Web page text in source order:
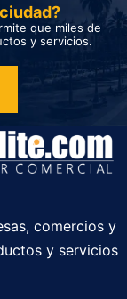
que miles de
y servicios.
comercios y
y servicios